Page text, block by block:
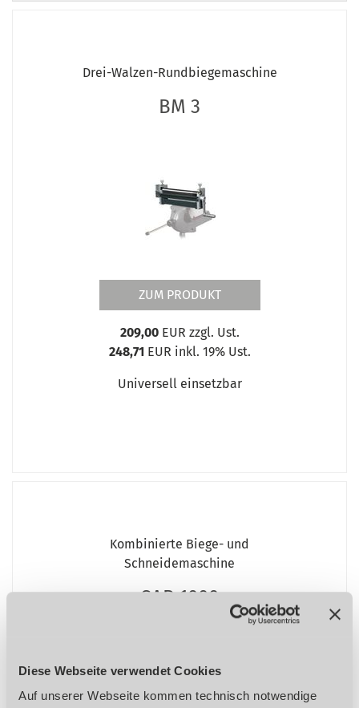
Diese Webseite verwendet Cookies
Auf unserer Webseite kommen technisch notwendige
Drei-Walzen-Rundbiegemaschine
BM 3
ZUM PRODUKT
209,00EUR zzgl. Ust.
248,71 EUR inkl. 19% Ust.
Universell einsetzbar
Kombinierte Biege- und
Schneidemaschine
SAR 1000